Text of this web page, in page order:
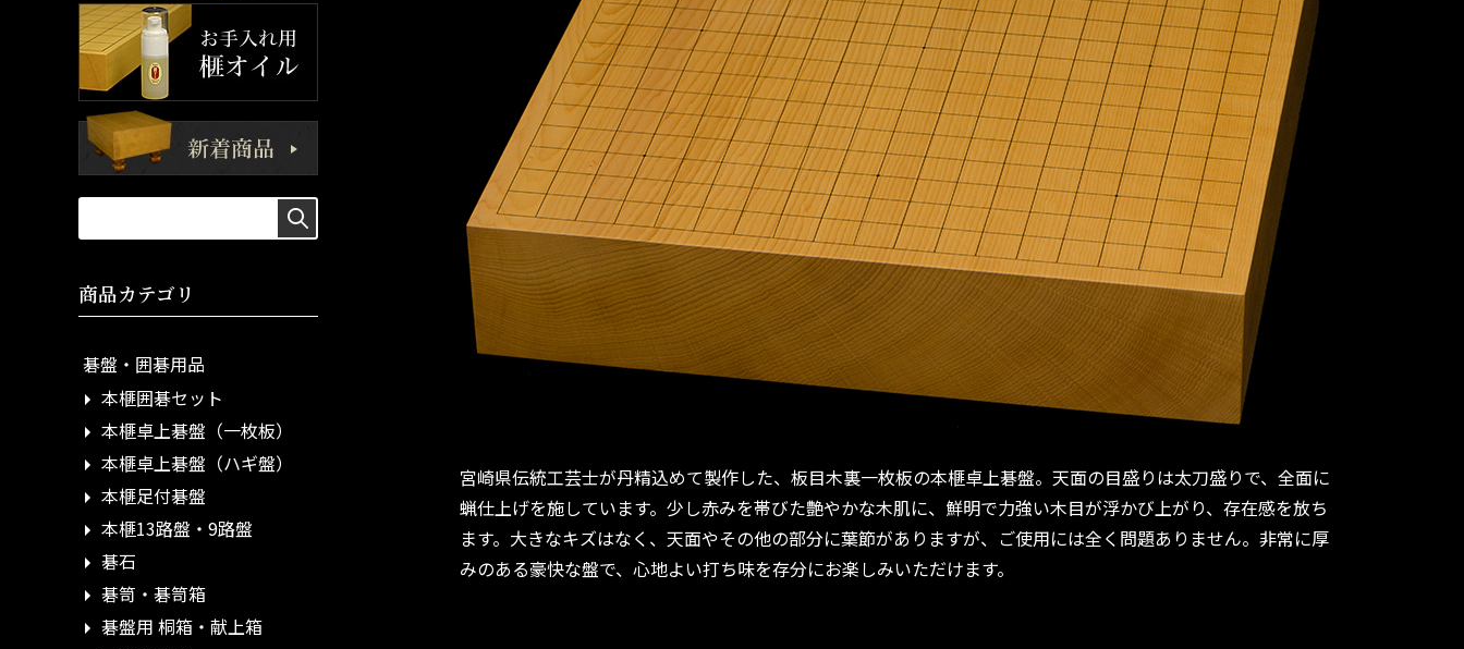
宮崎県伝統工芸士が丹精込めて製作した、板目木裏一枚板の本榧卓上碁盤。天面の目盛りは太刀盛りで、全面に
蝋仕上げを施しています。少し赤みを帯びた艶やかな木肌に、鮮明で力強い木目が浮かび上がり、存在感を放ち
ます。大きなキズはなく、天面やその他の部分に葉節がありますが、ご使用には全く問題ありません。非常に厚
みのある豪快な盤で、心地よい打ち味を存分にお楽しみいただけます。
商品カテゴリ
碁盤・囲碁用品
本榧囲碁セット
本榧卓上碁盤（一枚板）
本榧卓上碁盤（ハギ盤）
本榧足付碁盤
本榧13路盤・9路盤
碁石
碁笥・碁笥箱
碁盤用 桐箱・献上箱